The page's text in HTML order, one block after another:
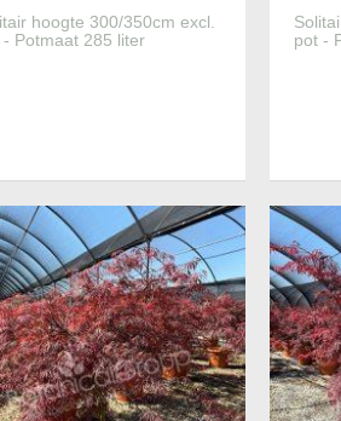
hoogte 300/350cm excl.
- Potmaat 285 liter
Meer informatie
pot -